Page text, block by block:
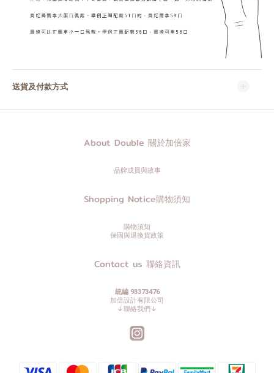
送貨及付款方式
About Double 關於加倍家
品牌成員與故事
Shopping Notice購物須知
購物須知
保固與退換貨政策
Contact us 聯絡資訊
統編 93373476
加倍設計有限公司
↓聯絡我們↓